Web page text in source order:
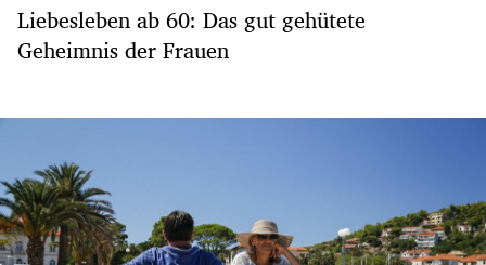
Liebesleben ab 60: Das gut gehütete
Geheimnis der Frauen